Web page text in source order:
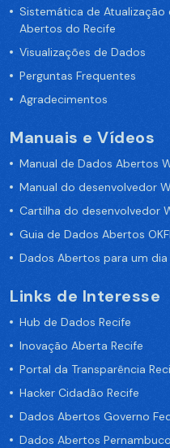
Sistemática de
Abertos do Recife
Visualizações de Dados
Perguntas Frequentes
Agradecimentos
Manuais e Vídeos
Manual de Dados Abertos
Manual do desenvolvedor
Cartilha do desenvolvedor
Guia de Dados Abertos
Dados Abertos para um
Links de Interesse
Hub de Dados Recife
Inovação Aberta Recife
Portal da Transparência
Hacker Cidadão Recife
Dados Abertos Governo
Dados Abertos Pernambuco